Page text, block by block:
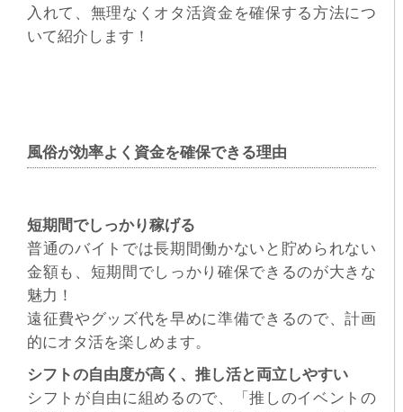
入れて、無理なくオタ活資金を確保する方法につ
いて紹介します！
風俗が効率よく資金を確保できる理由
短期間でしっかり稼げる
普通のバイトでは長期間働かないと貯められない
金額も、短期間でしっかり確保できるのが大きな
魅力！
遠征費やグッズ代を早めに準備できるので、計画
的にオタ活を楽しめます。
シフトの自由度が高く、推し活と両立しやすい
シフトが自由に組めるので、「推しのイベントの